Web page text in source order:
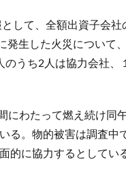
して、全額出資子会
発生した火災について
うち2人は協力会社
にわたって燃え続け同
る。物的被害は調査中
的に協力するとしている